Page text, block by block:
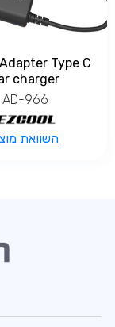
Type C
charger
AD-966
השוואת